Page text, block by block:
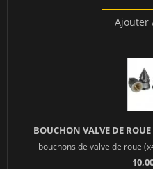
Ajouter
BOUCHON VALVE DE
bouchons de valve de roue